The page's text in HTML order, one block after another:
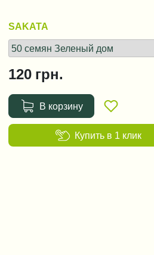
SAKATA
120 грн.
В корзину
Купить в 1 клик